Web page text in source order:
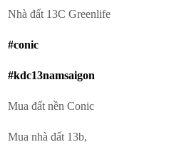
Nhà đất 13C Greenlife
#conic
#kdc13namsaigon
Mua đất nền Conic
Mua nhà đất 13b,